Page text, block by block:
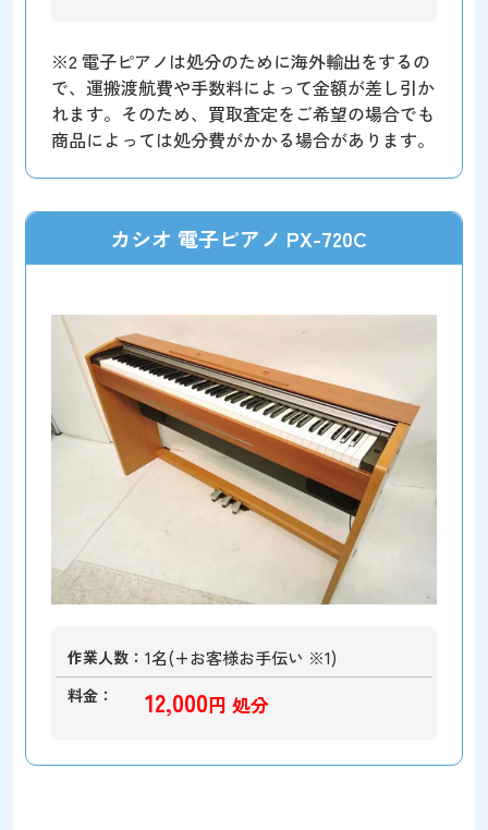
※2 電子ピアノは処分のために海外輸出をするの
で、運搬渡航費や手数料によって金額が差し引か
れます。そのため、買取査定をご希望の場合でも
商品によっては処分費がかかる場合があります。
カシオ 電子ピアノ PX-720C
作業人数 1名(+お客様お手伝い ※1)
料金 12,000円 処分